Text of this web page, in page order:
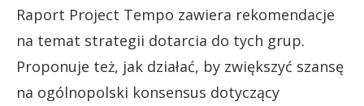
Raport Project Tempo zawiera rekomendacje
na temat strategii dotarcia do tych grup.
Proponuje też, jak działać, by zwiększyć szansę
na ogólnopolski konsensus dotyczący